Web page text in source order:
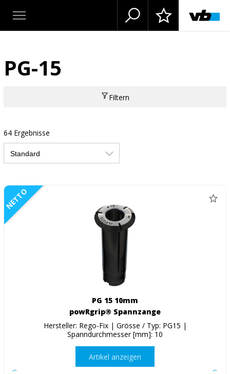
PG-15
Filtern
64 Ergebnisse
NETTO
PG 15 10mm
powRgrip® Spannzange
Hersteller: Rego-Fix | Grösse / Typ: PG15 |
Spanndurchmesser [mm]: 10
Artikel anzeigen